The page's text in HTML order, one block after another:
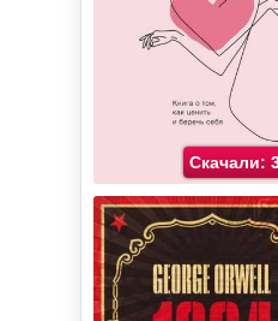
Скачали: